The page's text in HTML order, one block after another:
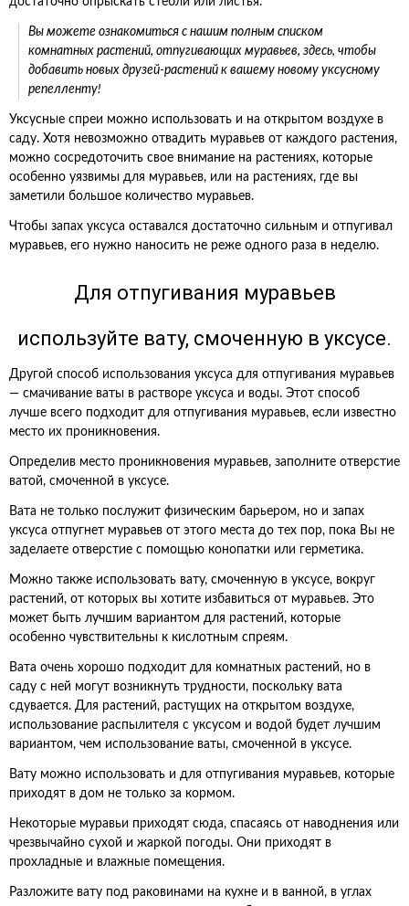
Вы можете ознакомиться с нашим полным списком
комнатных растений, отпугивающих муравьев, здесь, чтобы
добавить новых друзей-растений к вашему новому уксусному
репелленту!
Уксусные спреи можно использовать и на открытом воздухе в
саду. Хотя невозможно отвадить муравьев от каждого растения,
можно сосредоточить свое внимание на растениях, которые
особенно уязвимы для муравьев, или на растениях, где вы
заметили большое количество муравьев.
Чтобы запах уксуса оставался достаточно сильным и отпугивал
муравьев, его нужно наносить не реже одного раза в неделю.
Для отпугивания муравьев
используйте вату, смоченную в уксусе.
Другой способ использования уксуса для отпугивания муравьев
— смачивание ваты в растворе уксуса и воды. Этот способ
лучше всего подходит для отпугивания муравьев, если известно
место их проникновения.
Определив место проникновения муравьев, заполните отверстие
ватой, смоченной в уксусе.
Вата не только послужит физическим барьером, но и запах
уксуса отпугнет муравьев от этого места до тех пор, пока Вы не
заделаете отверстие с помощью конопатки или герметика.
Можно также использовать вату, смоченную в уксусе, вокруг
растений, от которых вы хотите избавиться от муравьев. Это
может быть лучшим вариантом для растений, которые
особенно чувствительны к кислотным спреям.
Вата очень хорошо подходит для комнатных растений, но в
саду с ней могут возникнуть трудности, поскольку вата
сдувается. Для растений, растущих на открытом воздухе,
использование распылителя с уксусом и водой будет лучшим
вариантом, чем использование ваты, смоченной в уксусе.
Вату можно использовать и для отпугивания муравьев, которые
приходят в дом не только за кормом.
Некоторые муравьи приходят сюда, спасаясь от наводнения или
чрезвычайно сухой и жаркой погоды. Они приходят в
прохладные и влажные помещения.
Разложите вату под раковинами на кухне и в ванной, в углах